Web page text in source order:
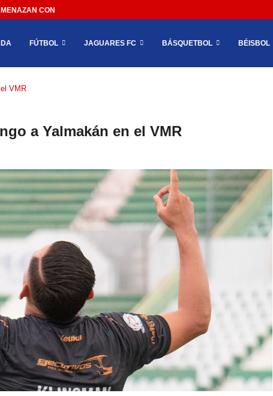
CON IMPEDIR EL MÉXICO VS SUDÁFRICA...
FÚTBOL JAGUARES FC BÁSQUETBOL BÉISBOL
VMR
a Yalmakán en el VMR